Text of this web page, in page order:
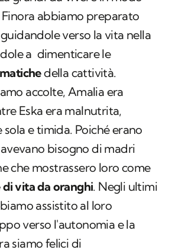
abbiamo preparato
verso la vita nella
a dimenticare le
della cattività.
accolte, Amalia era
Eska era malnutrita,
e timida. Poiché erano
bisogno di madri
che mostrassero loro come
di vita da oranghi. Negli ultimi
assistito al loro
verso l'autonomia e la
siamo felici di